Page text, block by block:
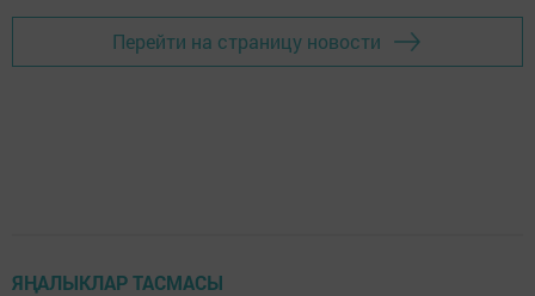
Перейти на страницу новости
ЯҢАЛЫКЛАР ТАСМАСЫ